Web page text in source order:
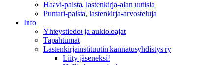
Haavi-palsta, lastenkirja-alan uutisia
Puntari-palsta, lastenkirja-arvosteluja
Info
Yhteystiedot ja aukioloajat
Tapahtumat
Lastenkirjainstituutin kannatusyhdistys ry
Liity jäseneksi!